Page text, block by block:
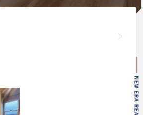
/home/newerakk/